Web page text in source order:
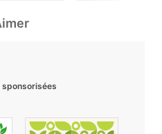
sponsorisées